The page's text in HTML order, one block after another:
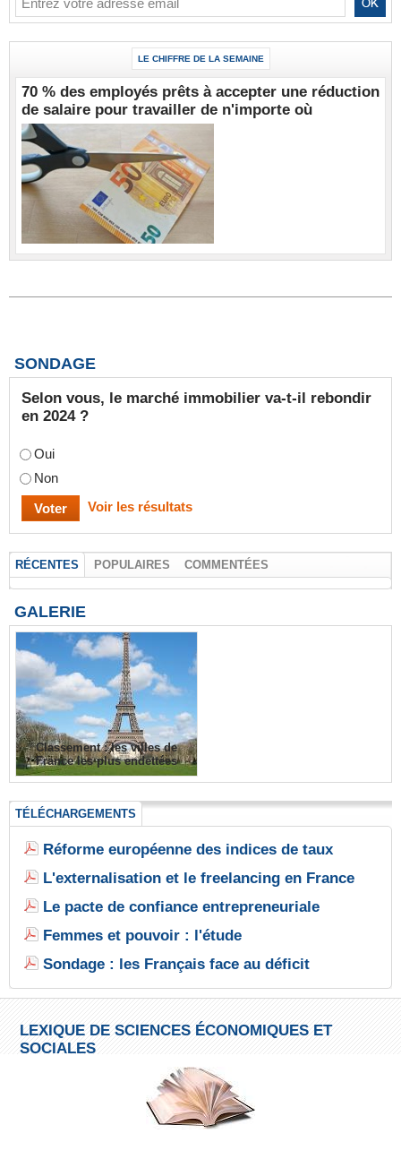
LE CHIFFRE DE LA SEMAINE
70 % des employés prêts à accepter une réduction
de salaire pour travailler de n'importe où
SONDAGE
Selon vous, le marché immobilier va-t-il rebondir
en 2024 ?
Oui
Non
Voir les résultats
RÉCENTES POPULAIRES COMMENTÉES
GALERIE
Classement : les villes de
France les plus endettées
TÉLÉCHARGEMENTS
Réforme européenne des indices de taux
L'externalisation et le freelancing en France
Le pacte de confiance entrepreneuriale
Femmes et pouvoir : l'étude
Sondage : les Français face au déficit
LEXIQUE DE SCIENCES ÉCONOMIQUES ET
SOCIALES